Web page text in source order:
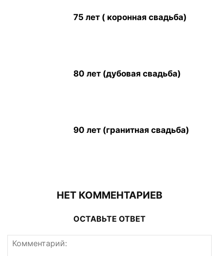
75 лет ( коронная свадьба)
80 лет (дубовая свадьба)
90 лет (гранитная свадьба)
НЕТ КОММЕНТАРИЕВ
ОСТАВЬТЕ ОТВЕТ